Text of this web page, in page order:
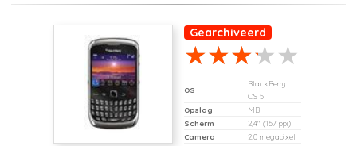
Gearchiveerd
OS
BlackBerry
OS 5
Opslag
MB
Scherm
2,4" (167 ppi)
Camera
2,0 megapixel